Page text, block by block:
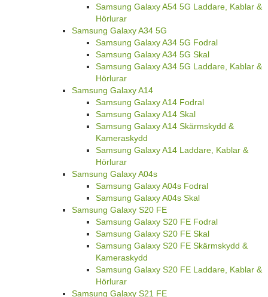
Samsung Galaxy A54 5G Laddare, Kablar &
Hörlurar
Samsung Galaxy A34 5G
Samsung Galaxy A34 5G Fodral
Samsung Galaxy A34 5G Skal
Samsung Galaxy A34 5G Laddare, Kablar &
Hörlurar
Samsung Galaxy A14
Samsung Galaxy A14 Fodral
Samsung Galaxy A14 Skal
Samsung Galaxy A14 Skärmskydd &
Kameraskydd
Samsung Galaxy A14 Laddare, Kablar &
Hörlurar
Samsung Galaxy A04s
Samsung Galaxy A04s Fodral
Samsung Galaxy A04s Skal
Samsung Galaxy S20 FE
Samsung Galaxy S20 FE Fodral
Samsung Galaxy S20 FE Skal
Samsung Galaxy S20 FE Skärmskydd &
Kameraskydd
Samsung Galaxy S20 FE Laddare, Kablar &
Hörlurar
Samsung Galaxy S21 FE